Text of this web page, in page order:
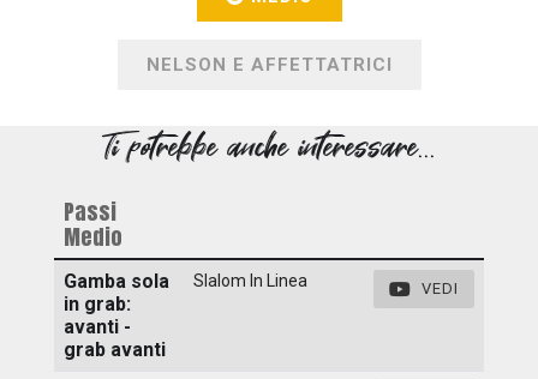
NELSON E AFFETTATRICI
Ti potrebbe anche interessare...
Passi
Medio
Gamba sola
in grab:
avanti -
grab avanti
Slalom In Linea VEDI